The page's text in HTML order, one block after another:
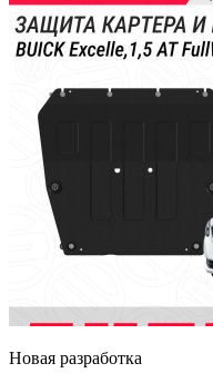
Новая разработка